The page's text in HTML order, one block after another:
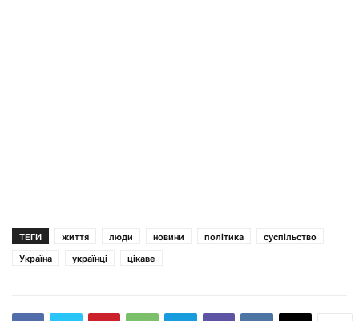
ТЕГИ життя люди новини політика
суспільство
Україна
українці цікаве